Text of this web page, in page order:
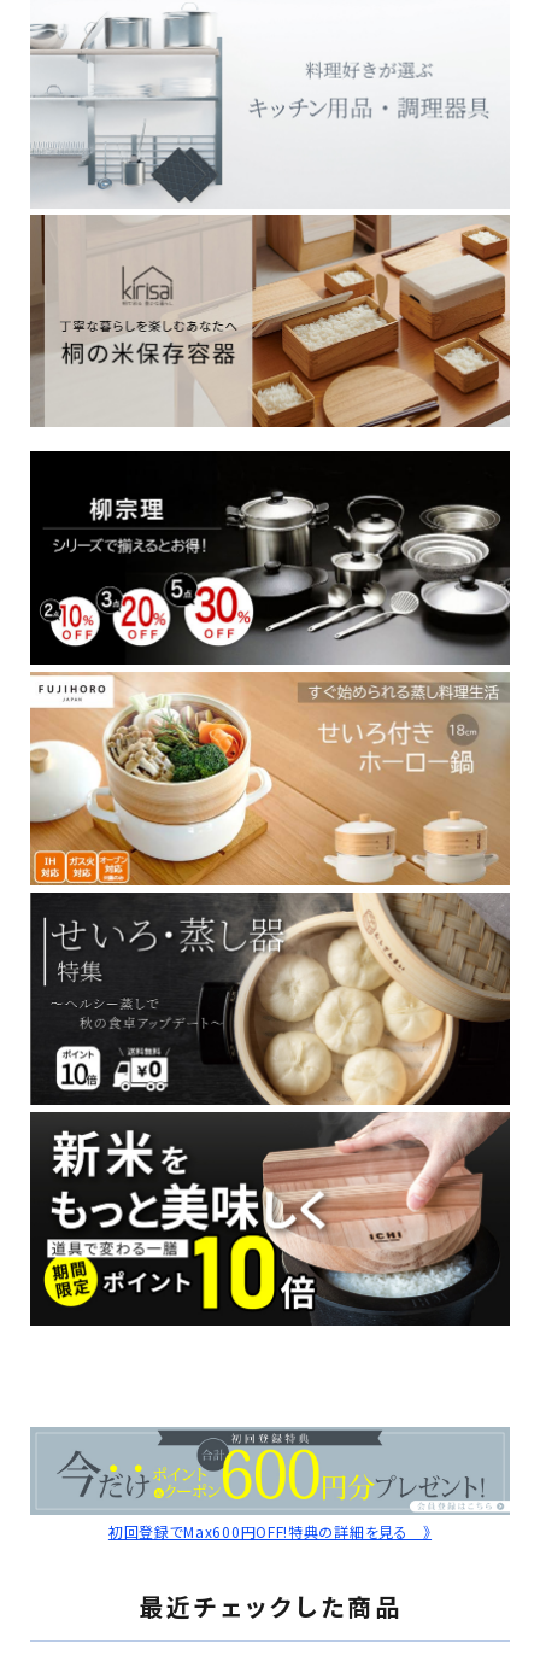
初回登録でMax600円OFF!特典の詳細を見る 》
最近チェックした商品